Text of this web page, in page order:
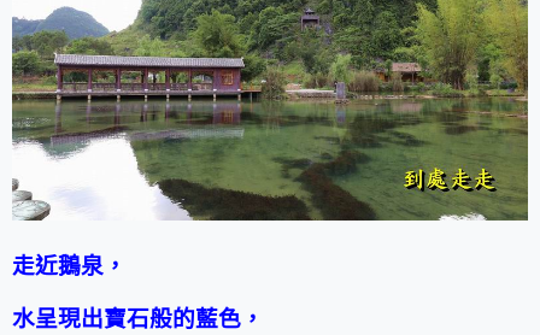
走近鵝泉，
水呈現出寶石般的藍色，